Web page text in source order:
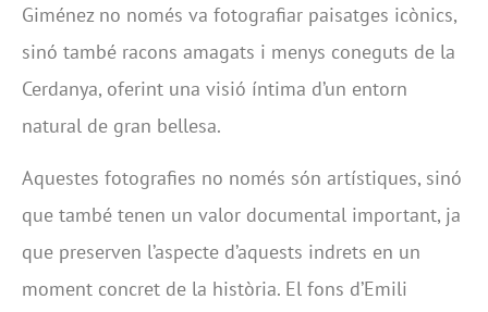
Giménez no només va fotografiar paisatges icònics,
sinó també racons amagats i menys coneguts de la
Cerdanya, oferint una visió íntima d’un entorn
natural de gran bellesa.
Aquestes fotografies no només són artístiques, sinó
que també tenen un valor documental important, ja
que preserven l’aspecte d’aquests indrets en un
moment concret de la història. El fons d’Emili